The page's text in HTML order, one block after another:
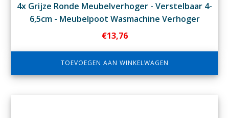
4x Grijze Ronde Meubelverhoger - Verstelbaar 4-
6,5cm - Meubelpoot Wasmachine Verhoger
€13,76
TOEVOEGEN AAN WINKELWAGEN